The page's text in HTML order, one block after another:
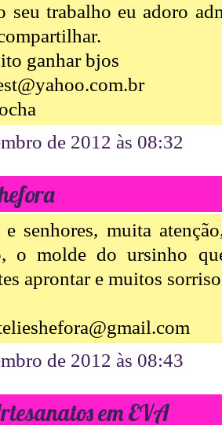
seu trabalho eu adoro
ganhar bjos
de 2012 às 08:32
e senhores, muita
o molde do ursinho
aprontar e muitos
de 2012 às 08:43
em EVA